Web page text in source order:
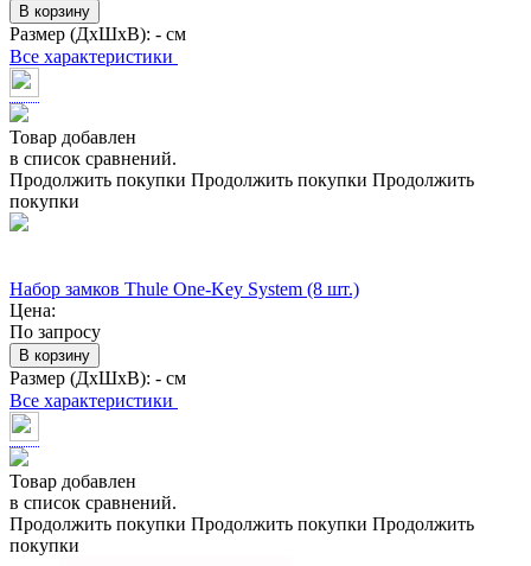
В корзину
Размер (ДхШхВ): - см
Все характеристики
Товар добавлен
в список сравнений.
Продолжить покупки Продолжить покупки Продолжить
покупки
Набор замков Thule One-Key System (8 шт.)
Цена:
По запросу
В корзину
Размер (ДхШхВ): - см
Все характеристики
Товар добавлен
в список сравнений.
Продолжить покупки Продолжить покупки Продолжить
покупки